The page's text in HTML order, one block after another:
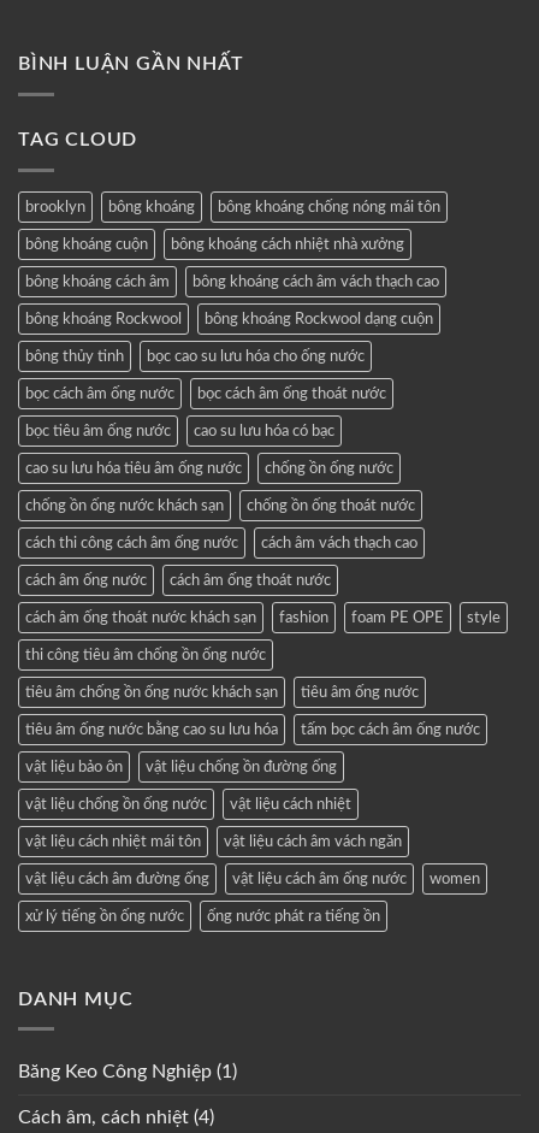
BÌNH LUẬN GẦN NHẤT
TAG CLOUD
brooklyn bông khoáng bông khoáng chống nóng mái tôn
bông khoáng cuộn bông khoáng cách nhiệt nhà xưởng
bông khoáng cách âm bông khoáng cách âm vách thạch cao
bông khoáng Rockwool bông khoáng Rockwool dạng cuộn
bông thủy tinh bọc cao su lưu hóa cho ống nước
bọc cách âm ống nước bọc cách âm ống thoát nước
bọc tiêu âm ống nước cao su lưu hóa có bạc
cao su lưu hóa tiêu âm ống nước chống ồn ống nước
chống ồn ống nước khách sạn chống ồn ống thoát nước
cách thi công cách âm ống nước cách âm vách thạch cao
cách âm ống nước cách âm ống thoát nước
cách âm ống thoát nước khách sạn fashion foam PE OPE style
thi công tiêu âm chống ồn ống nước
tiêu âm chống ồn ống nước khách sạn tiêu âm ống nước
tiêu âm ống nước bằng cao su lưu hóa tấm bọc cách âm ống nước
vật liệu bảo ôn vật liệu chống ồn đường ống
vật liệu chống ồn ống nước vật liệu cách nhiệt
vật liệu cách nhiệt mái tôn vật liệu cách âm vách ngăn
vật liệu cách âm đường ống vật liệu cách âm ống nước women
xử lý tiếng ồn ống nước ống nước phát ra tiếng ồn
DANH MỤC
Băng Keo Công Nghiệp (1)
Cách âm, cách nhiệt (4)